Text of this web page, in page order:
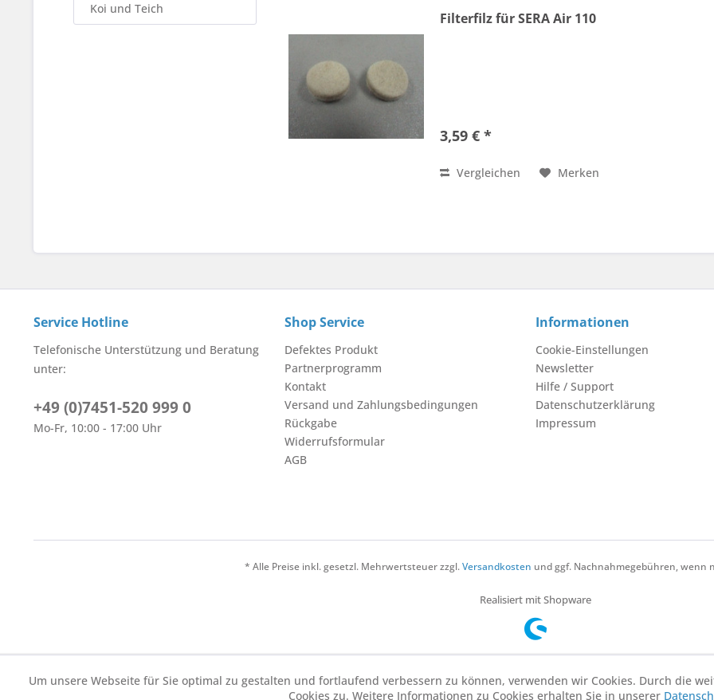
Koi und Teich
Filterfilz für SERA Air 110
3,59 € *
Vergleichen Merken
Service Hotline
Telefonische Unterstützung und Beratung
unter:
+49 (0)7451-520 999 0
Mo-Fr, 10:00 - 17:00 Uhr
Shop Service
Defektes Produkt
Partnerprogramm
Kontakt
Versand und Zahlungsbedingungen
Rückgabe
Widerrufsformular
AGB
Informationen
Cookie-Einstellungen
Newsletter
Hilfe / Support
Datenschutzerklärung
Impressum
* Alle Preise inkl. gesetzl. Mehrwertsteuer zzgl.Versandkosten und ggf. Nachnahmegebühren, wenn
Realisiert mit Shopware
Um unsere Webseite für Sie optimal zu gestalten und fortlaufend verbessern zu können, verwenden wir Cookies. Durch die
Cookies zu. Weitere Informationen zu Cookies erhalten Sie in unserer